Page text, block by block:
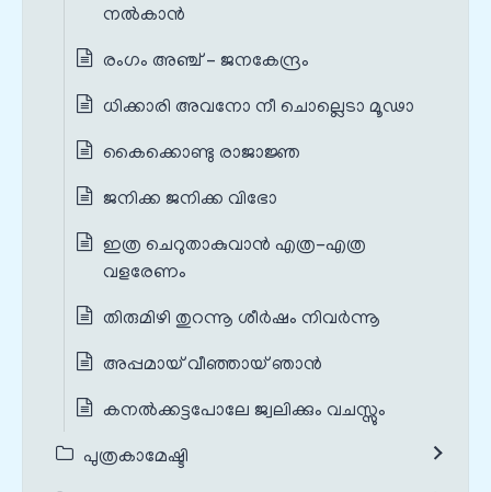
നല്‍കാൻ
രംഗം അഞ്ച് – ജനകേന്ദ്രം
ധിക്കാരി അവനോ നീ ചൊല്ലെടാ മൂഢാ
കൈക്കൊണ്ടു രാജാജ്ഞ
ജനിക്ക ജനിക്ക വിഭോ
ഇത്ര ചെറുതാകുവാൻ എത്ര-എത്ര
വളരേണം
തിരുമിഴി തുറന്നൂ ശീർഷം നിവര്‍ന്നൂ
അപ്പമായ്‌ വീഞ്ഞായ്‌ ഞാൻ
കനല്‍ക്കട്ടപോലേ ജ്വലിക്കും വചസ്സും
പുത്രകാമേഷ്ടി